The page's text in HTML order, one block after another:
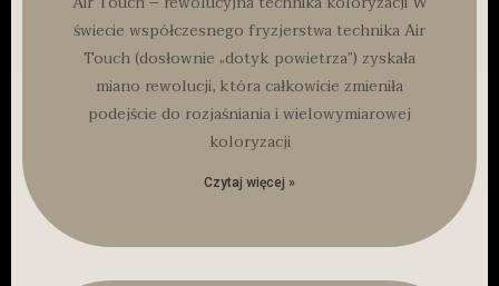
świecie współczesnego fryzjerstwa technika Air
Touch (dosłownie „dotyk powietrza”) zyskała
miano rewolucji, która całkowicie zmieniła
podejście do rozjaśniania i wielowymiarowej
koloryzacji
Czytaj więcej »